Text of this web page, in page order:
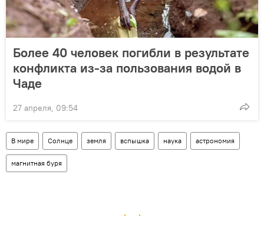
Более 40 человек погибли в результате
конфликта из-за пользования водой в
Чаде
27 апреля, 09:54
В мире Солнце земля вспышка наука астрономия
магнитная буря